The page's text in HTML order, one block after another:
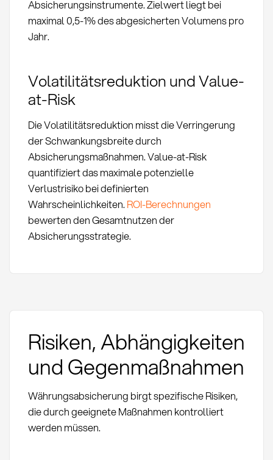
Absicherungsinstrumente. Zielwert liegt bei
maximal 0,5-1% des abgesicherten Volumens pro
Jahr.
Volatilitätsreduktion und Value-
at-Risk
Die Volatilitätsreduktion misst die Verringerung
der Schwankungsbreite durch
Absicherungsmaßnahmen. Value-at-Risk
quantifiziert das maximale potenzielle
Verlustrisiko bei definierten
Wahrscheinlichkeiten. ROI-Berechnungen
bewerten den Gesamtnutzen der
Absicherungsstrategie.
Risiken, Abhängigkeiten
und Gegenmaßnahmen
Währungsabsicherung birgt spezifische Risiken,
die durch geeignete Maßnahmen kontrolliert
werden müssen.